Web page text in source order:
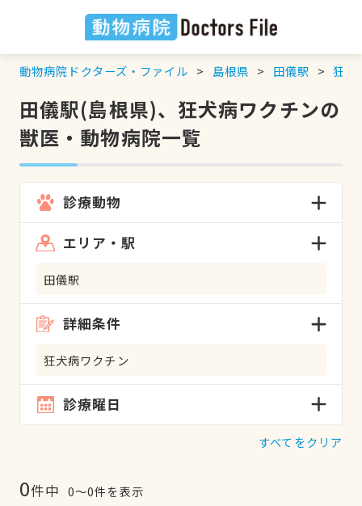
動物病院ドクターズ・ファイル 島根県 田儀駅 狂犬
田儀駅(島根県)、狂犬病ワクチンの
獣医・動物病院一覧
診療動物
エリア・駅
田儀駅
詳細条件
狂犬病ワクチン
診療曜日
すべてをクリア
0件中 0〜0件を表示